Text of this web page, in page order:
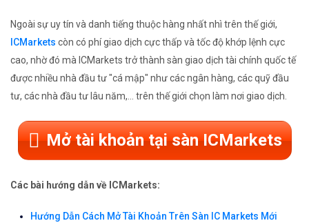
Ngoài sự uy tín và danh tiếng thuộc hàng nhất nhì trên thế giới,
ICMarkets còn có phí giao dịch cực thấp và tốc độ khớp lệnh cực
cao, nhờ đó mà ICMarkets trở thành sàn giao dịch tài chính quốc tế
được nhiều nhà đầu tư "cá mập" như các ngân hàng, các quỹ đầu
tư, các nhà đầu tư lâu năm,... trên thế giới chọn làm nơi giao dịch.
Mở tài khoản tại sàn ICMarkets
Các bài hướng dẫn về ICMarkets:
Hướng Dẫn Cách Mở Tài Khoản Trên Sàn IC Markets Mới